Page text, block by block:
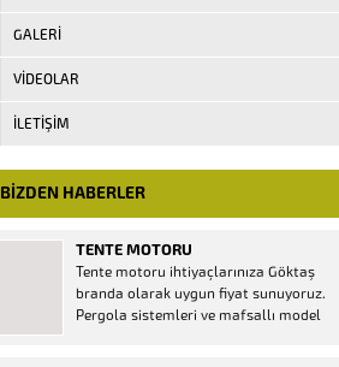
GALERİ
VIDEOLAR
İLETİŞİM
BİZDEN HABERLER
TENTE MOTORU
Tente motoru ihtiyaçlarınıza Göktaş
branda olarak uygun fiyat sunuyoruz.
Pergola sistemleri ve mafsallı model